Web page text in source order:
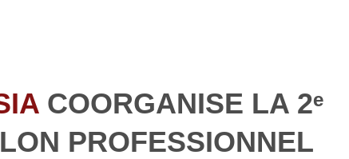
COORGANISE LA 2ᵉ
PROFESSIONNEL